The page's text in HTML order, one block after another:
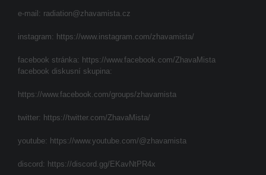
e-mail: radiation@zhavamista.cz
instagram: https://www.instagram.com/zhavamista/
facebook stránka: https://www.facebook.com/ZhavaMista
facebook diskusní skupina:
https://www.facebook.com/groups/zhavamista
twitter: https://twitter.com/ZhavaMista/
youtube: https://www.youtube.com/@zhavamista
discord: https://discord.gg/EKavNtPR4x